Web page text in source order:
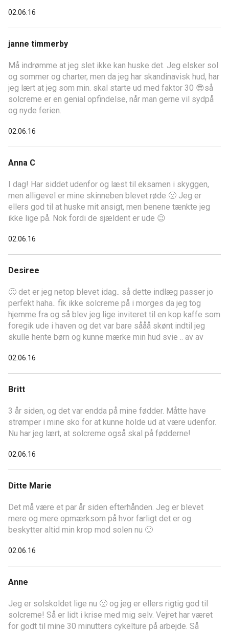
02.06.16
janne timmerby
Må indrømme at jeg slet ikke kan huske det. Jeg elsker sol
og sommer og charter, men da jeg har skandinavisk hud, har
jeg lært at jeg som min. skal starte ud med faktor 30 😎så
solcreme er en genial opfindelse, når man gerne vil sydpå
og nyde ferien.
02.06.16
Anna C
I dag! Har siddet udenfor og læst til eksamen i skyggen,
men alligevel er mine skinneben blevet røde 🙁 Jeg er
ellers god til at huske mit ansigt, men benene tænkte jeg
ikke lige på. Nok fordi de sjældent er ude 😉
02.06.16
Desiree
🙁 det er jeg netop blevet idag.. så dette indlæg passer jo
perfekt haha.. fik ikke solcreme på i morges da jeg tog
hjemme fra og så blev jeg lige inviteret til en kop kaffe som
foregik ude i haven og det var bare sååå skønt indtil jeg
skulle hente børn og kunne mærke min hud svie .. av av
02.06.16
Britt
3 år siden, og det var endda på mine fødder. Måtte have
strømper i mine sko for at kunne holde ud at være udenfor.
Nu har jeg lært, at solcreme også skal på fødderne!
02.06.16
Ditte Marie
Det må være et par år siden efterhånden. Jeg er blevet
mere og mere opmærksom på hvor farligt det er og
beskytter altid min krop mod solen nu 🙂
02.06.16
Anne
Jeg er solskoldet lige nu 🙁 og jeg er ellers rigtig god til
solcreme! Så er lidt i krise med mig selv. Vejret har været
for godt til mine 30 minutters cykelture på arbejde. Så